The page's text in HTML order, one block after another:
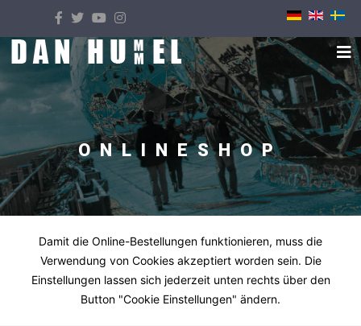
Select your language
ONLINESHOP
Damit die Online-Bestellungen funktionieren, muss die
Verwendung von Cookies akzeptiert worden sein. Die
Einstellungen lassen sich jederzeit unten rechts über den
Button "Cookie Einstellungen" ändern.